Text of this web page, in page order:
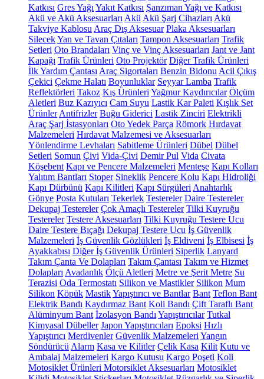
Katkısı Gres Yağı Yakıt Katkısı Şanzıman Yağı ve Katkısı
Akü ve Akü Aksesuarları Akü Akü Şarj Cihazları Akü
Takviye Kablosu Araç Dış Aksesuar Plaka Aksesuarları
SilecekYan ve Tavan Çıtaları Tampon Aksesuarları Trafik
Setleri Oto Brandaları Vinç ve Vinç Aksesuarları Jant ve Jant
Kapağı Trafik Ürünleri Oto Projektör Diğer Trafik Ürünleri
İlk Yardım Çantası Araç Sigortaları Benzin Bidonu Acil Çıkış
Çekici Çekme Halatı Boyunluklar Seyyar Lamba Trafik
Reflektörleri Takoz Kış Ürünleri Yağmur Kaydırıcılar Ölçüm
Aletleri Buz Kazıyıcı Cam Suyu Lastik Kar Paleti Kışlık Set
Ürünler Antifrizler Buğu Giderici Lastik Zinciri Elektrikli
Araç Şarj İstasyonları Oto Yedek Parça Römork Hırdavat
Malzemeleri Hırdavat Malzemesi ve Aksesuarları
Yönlendirme Levhaları Sabitleme Ürünleri Dübel Dübel
Setleri Somun Çivi Vida-Çivi Demir Pul Vida Civata
Köşebent Kapı ve Pencere Malzemeleri Menteşe Kapı Kolları
Yalıtım Bantları Stoper Sineklik Pencere Kolu Kapı Hidroliği
Kapı Dürbünü Kapı Kilitleri Kapı Sürgüleri Anahtarlık
Gönye Posta Kutuları Tekerlek Testereler Daire Testereler
Dekupaj Testereler Çok Amaçlı Testereler Tilki Kuyruğu
Testereler Testere Aksesuarları Tilki Kuyruğu Testere Ucu
Daire Testere Bıçağı Dekupaj Testere Ucu İş Güvenlik
Malzemeleri İş Güvenlik Gözlükleri İş Eldiveni İş Elbisesi İş
Ayakkabısı Diğer İş Güvenlik Ürünleri Siperlik Lanyard
Takım Çanta Ve Dolapları Takım Çantası Takım ve Hizmet
Dolapları Avadanlık Ölçü Aletleri Metre ve Şerit Metre Su
Terazisi Oda Termostatı Silikon ve Mastikler Silikon Mum
Silikon Köpük MastikYapıştırıcı ve Bantlar Bant Teflon Bant
Elektrik Bandı Kaydırmaz Bant Koli Bandı Çift Taraflı Bant
Alüminyum Bant İzolasyon Bandı Yapıştırıcılar Tutkal
Kimyasal Dübeller Japon Yapıştırıcıları Epoksi Hızlı
Yapıştırıcı Merdivenler Güvenlik Malzemeleri Yangın
Söndürücü Alarm Kasa ve Kilitler Çelik Kasa Kilit Kutu ve
Ambalaj Malzemeleri Kargo Kutusu Kargo Poşeti Koli
Motosiklet Ürünleri Motorsiklet Aksesuarları Motosiklet